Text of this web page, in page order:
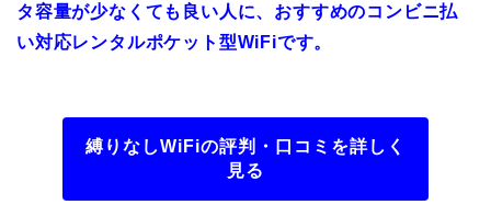
タ容量が少なくても良い人に、おすすめのコンビニ払
い対応レンタルポケット型WiFiです。
縛りなしWiFiの評判・口コミを詳しく
見る